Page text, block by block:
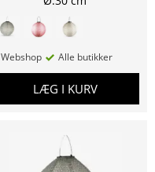
Webshop Alle butikker
LÆG I KURV